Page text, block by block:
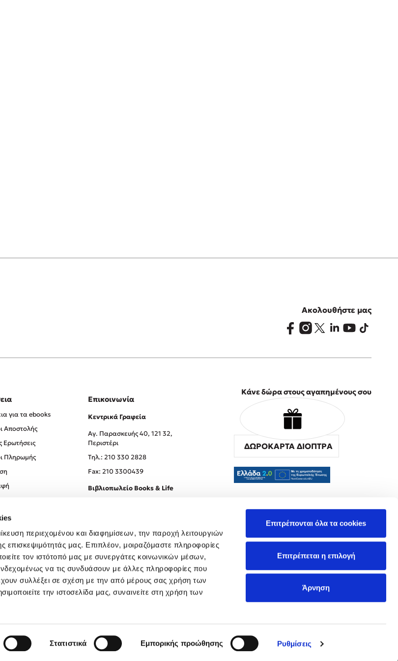
περιεχομένου και διαφημίσεων, την παροχή λειτουργιών
επισκεψιμότητάς μας. Επιπλέον, μοιραζόμαστε πληροφορίες
τον ιστότοπό μας με συνεργάτες κοινωνικών μέσων,
να τις συνδυάσουν με άλλες πληροφορίες που
συλλέξει σε σχέση με την από μέρους σας χρήση των
την ιστοσελίδα μας, συναινείτε στη χρήση των
Στατιστικά Εμπορικής προώθησης Ρυθμίσεις
Επιτρέπονται όλα τα cookies
Επιτρέπεται η επιλογή
Άρνηση
Ακολουθήστε μας
για τα ebooks
Αποστολής
Ερωτήσεις
Πληρωμής
Επικοινωνία
Κεντρικά Γραφεία
Αγ. Παρασκευής 40, 121 32,
Περιστέρι
Tηλ.: 210 330 2828
Fax: 210 3300439
Βιβλιοπωλείο Books & Life
Κάνε δώρα στους αγαπημένους σου
ΔΩΡΟΚΑΡΤΑ ΔΙΟΠΤΡΑ
Created by Powered by